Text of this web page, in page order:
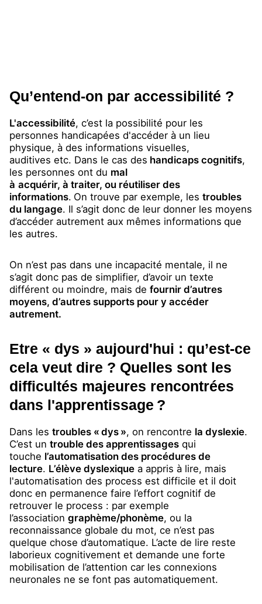
Qu’entend-on par accessibilité ?
L'accessibilité, c’est la possibilité pour les
personnes handicapées d'accéder à un lieu
physique, à des informations visuelles,
auditives etc. Dans le cas des handicaps cognitifs,
les personnes ont du mal
à acquérir, à traiter, ou réutiliser des
informations. On trouve par exemple, les troubles
du langage. Il s’agit donc de leur donner les moyens
d’accéder autrement aux mêmes informations que
les autres.
On n’est pas dans une incapacité mentale, il ne
s’agit donc pas de simplifier, d’avoir un texte
différent ou moindre, mais de fournir d’autres
moyens, d’autres supports pour y accéder
autrement.
Etre « dys » aujourd'hui : qu’est-ce
cela veut dire ? Quelles sont les
difficultés majeures rencontrées
dans l'apprentissage ?
Dans les troubles « dys », on rencontre la dyslexie.
C’est un trouble des apprentissages qui
touche l’automatisation des procédures de
lecture. L’élève dyslexique a appris à lire, mais
l'automatisation des process est difficile et il doit
donc en permanence faire l’effort cognitif de
retrouver le process : par exemple
l’association graphème/phonème, ou la
reconnaissance globale du mot, ce n’est pas
quelque chose d’automatique. L’acte de lire reste
laborieux cognitivement et demande une forte
mobilisation de l’attention car les connexions
neuronales ne se font pas automatiquement.